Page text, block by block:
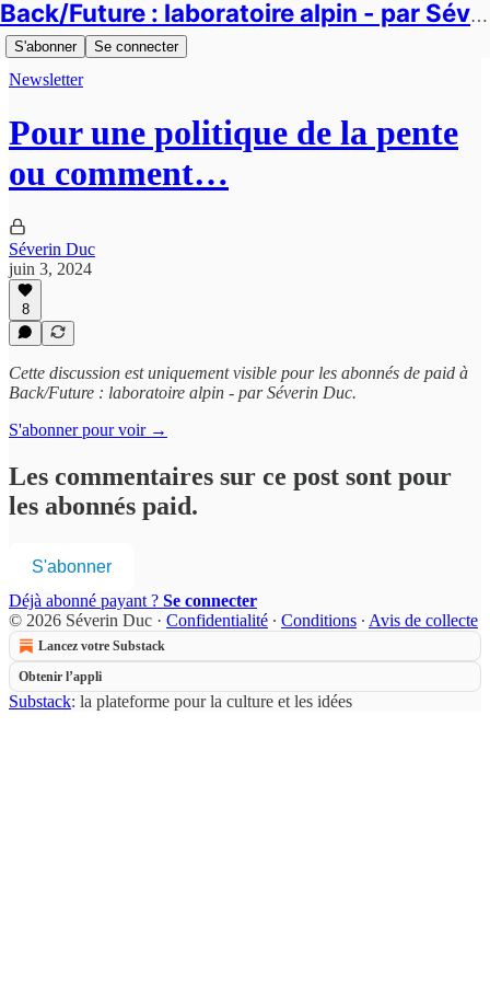
Back/Future : laboratoire alpin - par Séverin Duc
S'abonner Se connecter
Newsletter
Pour une politique de la pente
ou comment…
Séverin Duc
juin 3, 2024
8
Cette discussion est uniquement visible pour les abonnés de paid à
Back/Future : laboratoire alpin - par Séverin Duc.
S'abonner pour voir →
Les commentaires sur ce post sont pour
les abonnés paid.
S'abonner
Déjà abonné payant ? Se connecter
© 2026 Séverin Duc · Confidentialité ∙ Conditions ∙ Avis de collecte
Lancez votre Substack
Obtenir l’appli
Substack: la plateforme pour la culture et les idées